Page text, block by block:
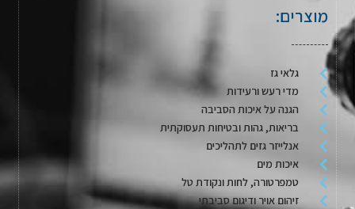
מוצרים:
גלאי גז
מדי רעש ורעידות
הגנה על איכות הסביבה
בריאות, גהות ובטיחות תעסוקתית
אנלייזר גזים לתהליכים
איכות מים
טמפרטורה, לחות ונקודת טל
זיהום אויר ודיגום סביבתי